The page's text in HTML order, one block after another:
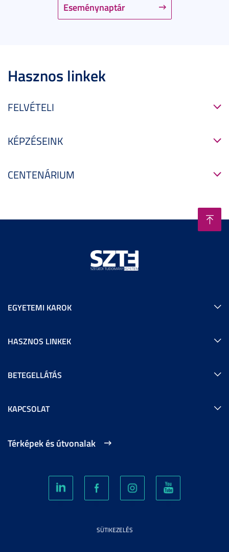
Eseménynaptár
Hasznos linkek
FELVÉTELI
KÉPZÉSEINK
CENTENÁRIUM
EGYETEMI KAROK
HASZNOS LINKEK
BETEGELLÁTÁS
KAPCSOLAT
Térképek és útvonalak
SÜTIKEZELÉS